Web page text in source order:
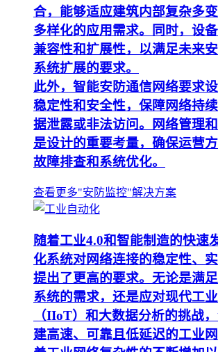
合，能够适应建筑内部复杂多
多样化的应用需求。同时，设
兼容性和扩展性，以满足未来
系统扩展的要求。
此外，智能安防通信网络要求
稳定性和安全性，保障网络持
据泄露或非法访问。网络管理
是设计的重要考量，确保运营
故障排查和系统优化。
查看更多"安防监控"解决方案
随着工业4.0和智能制造的快速
化系统对网络连接的稳定性、
提出了更高的要求。无论是满
系统的需求，还是应对现代工
（IIoT）和大数据分析的挑战
建高速、可靠且低延迟的工业